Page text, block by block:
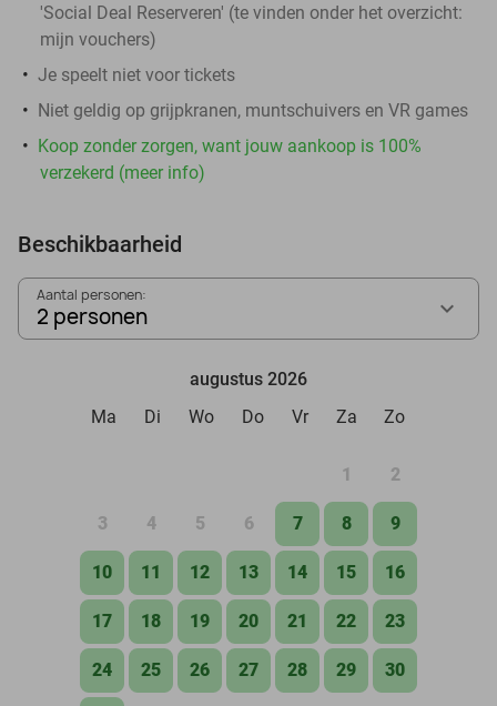
'Social Deal Reserveren' (te vinden onder het overzicht:
mijn vouchers)
Je speelt niet voor tickets
Niet geldig op grijpkranen, muntschuivers en VR games
Koop zonder zorgen, want jouw aankoop is 100%
verzekerd (meer info)
Beschikbaarheid
Aantal personen:
2 personen
augustus 2026
Ma
Di Wo Do Vr Za Zo
1 2
3 4 5 6 7 8 9
10 11 12 13 14 15 16
17 18 19 20 21 22 23
24 25 26 27 28 29 30